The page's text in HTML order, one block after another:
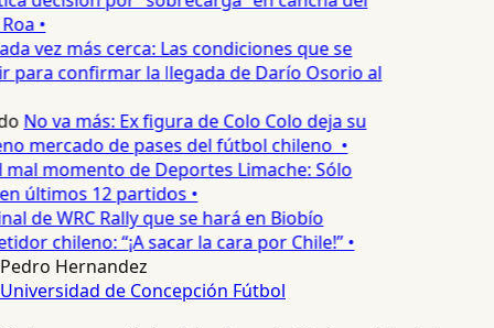
•
vez más cerca: Las condiciones que se
para confirmar la llegada de Darío Osorio al
No va más: Ex figura de Colo Colo deja su
mercado de pases del fútbol chileno •
mal momento de Deportes Limache: Sólo
últimos 12 partidos •
de WRC Rally que se hará en Biobío
chileno: “¡A sacar la cara por Chile!” •
Pedro Hernandez
Universidad de Concepción Fútbol